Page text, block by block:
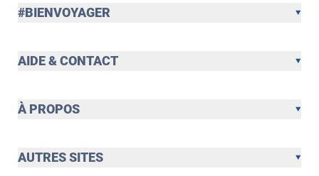
#BIENVOYAGER
AIDE & CONTACT
À PROPOS
AUTRES SITES